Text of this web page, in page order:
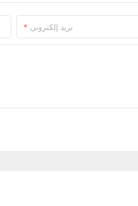
بريد إلكتروني